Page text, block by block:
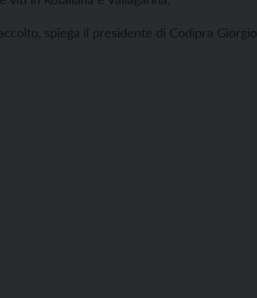
spiega il presidente di Codipra Giorgio